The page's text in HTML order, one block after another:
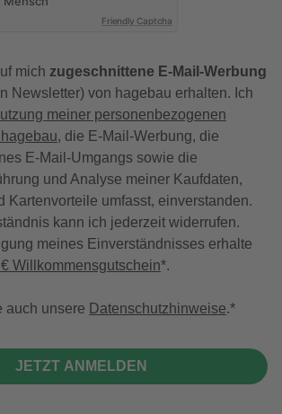
Friendly Captcha
mich zugeschnittene E-Mail-Werbung
Newsletter) von hagebau erhalten. Ich
meiner personenbezogenen
, die E-Mail-Werbung, die
E-Mail-Umgangs sowie die
und Analyse meiner Kaufdaten,
Kartenvorteile umfasst, einverstanden.
kann ich jederzeit widerrufen.
meines Einverständnisses erhalte
Willkommensgutschein*.
auch unsere Datenschutzhinweise.
JETZT ANMELDEN